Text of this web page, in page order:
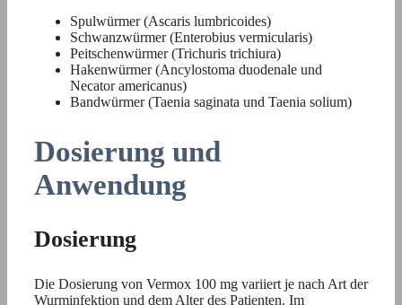
Spulwürmer (Ascaris lumbricoides)
Schwanzwürmer (Enterobius vermicularis)
Peitschenwürmer (Trichuris trichiura)
Hakenwürmer (Ancylostoma duodenale und
Necator americanus)
Bandwürmer (Taenia saginata und Taenia solium)
Dosierung und
Anwendung
Dosierung
Die Dosierung von Vermox 100 mg variiert je nach Art der
Wurminfektion und dem Alter des Patienten. Im